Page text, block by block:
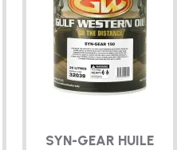
SYN-GEAR HUILE